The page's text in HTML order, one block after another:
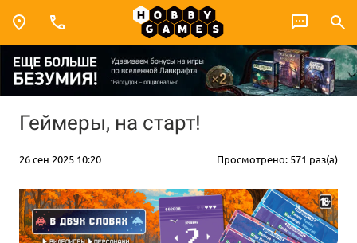
Геймеры, на старт!
26 сен 2025 10:20 Просмотрено: 571 раз(а)